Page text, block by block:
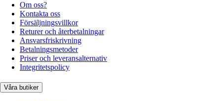
Om oss?
Kontakta oss
Försäljningsvillkor
Returer och återbetalningar
Ansvarsfriskrivning
Betalningsmetoder
Priser och leveransalternativ
Integritetspolicy
Våra butiker